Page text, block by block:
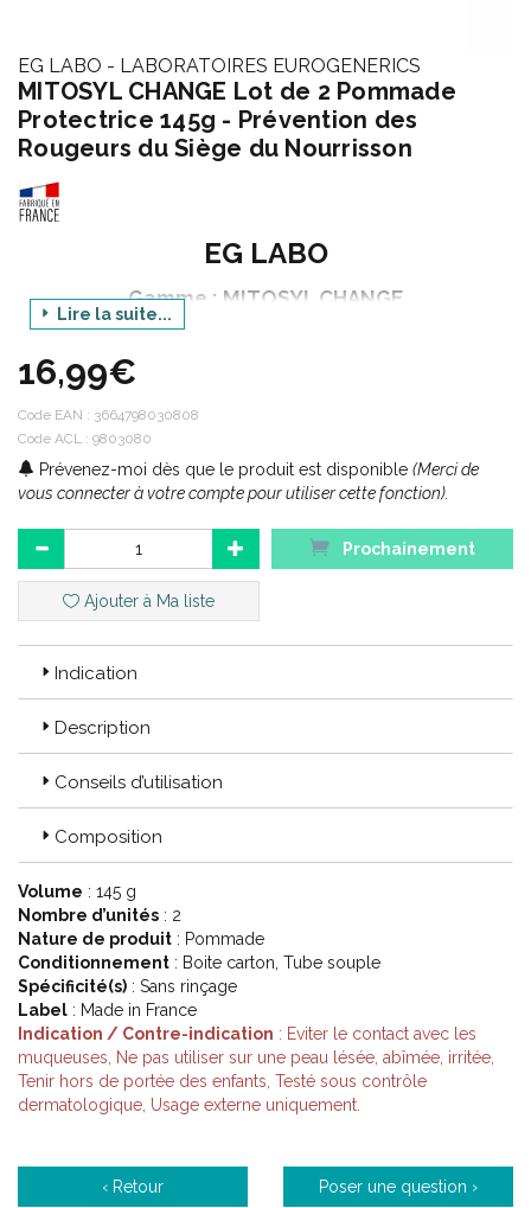
EG LABO - LABORATOIRES EUROGENERICS
MITOSYL CHANGE Lot de 2 Pommade
Protectrice 145g - Prévention des
Rougeurs du Siège du Nourrisson
EG LABO
Gamme : MITOSYL CHANGE
Produit : CREME PROTECTRICE - LOT DE 2
Conditionnement : 2x 145 g
Code ACL : 9803080
Code EAN : 3664798030808
Lire la suite...
16,99€
Code EAN : 3664798030808
Code ACL : 9803080
Prévenez-moi dès que le produit est disponible (Merci de
vous connecter à votre compte pour utiliser cette fonction).
Prochainement
Ajouter à Ma liste
Indication
Description
Conseils d’utilisation
Composition
Volume : 145 g
Nombre d’unités : 2
Nature de produit : Pommade
Conditionnement : Boite carton, Tube souple
Spécificité(s) : Sans rinçage
Label : Made in France
Indication / Contre-indication : Eviter le contact avec les
muqueuses, Ne pas utiliser sur une peau lésée, abîmée, irritée,
Tenir hors de portée des enfants, Testé sous contrôle
dermatologique, Usage externe uniquement.
‹ Retour Poser une question ›